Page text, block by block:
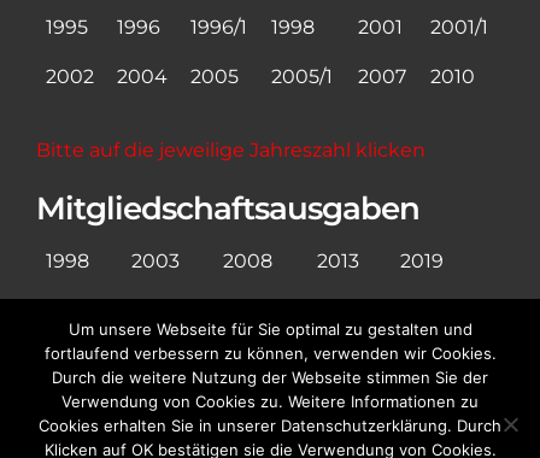
1995 1996 1996/1 1998 2001 2001/1
2002 2004 2005 2005/1 2007 2010
Bitte auf die jeweilige Jahreszahl klicken
Mitgliedschaftsausgaben
1998 2003 2008 2013 2019
Bitte auf die jeweilige Jahreszahl klicken
Datenschutz Newsletter
Um unsere Webseite für Sie optimal zu gestalten und
fortlaufend verbessern zu können, verwenden wir Cookies.
Durch die weitere Nutzung der Webseite stimmen Sie der
Verwendung von Cookies zu. Weitere Informationen zu
Cookies erhalten Sie in unserer Datenschutzerklärung. Durch
Klicken auf OK bestätigen sie die Verwendung von Cookies.